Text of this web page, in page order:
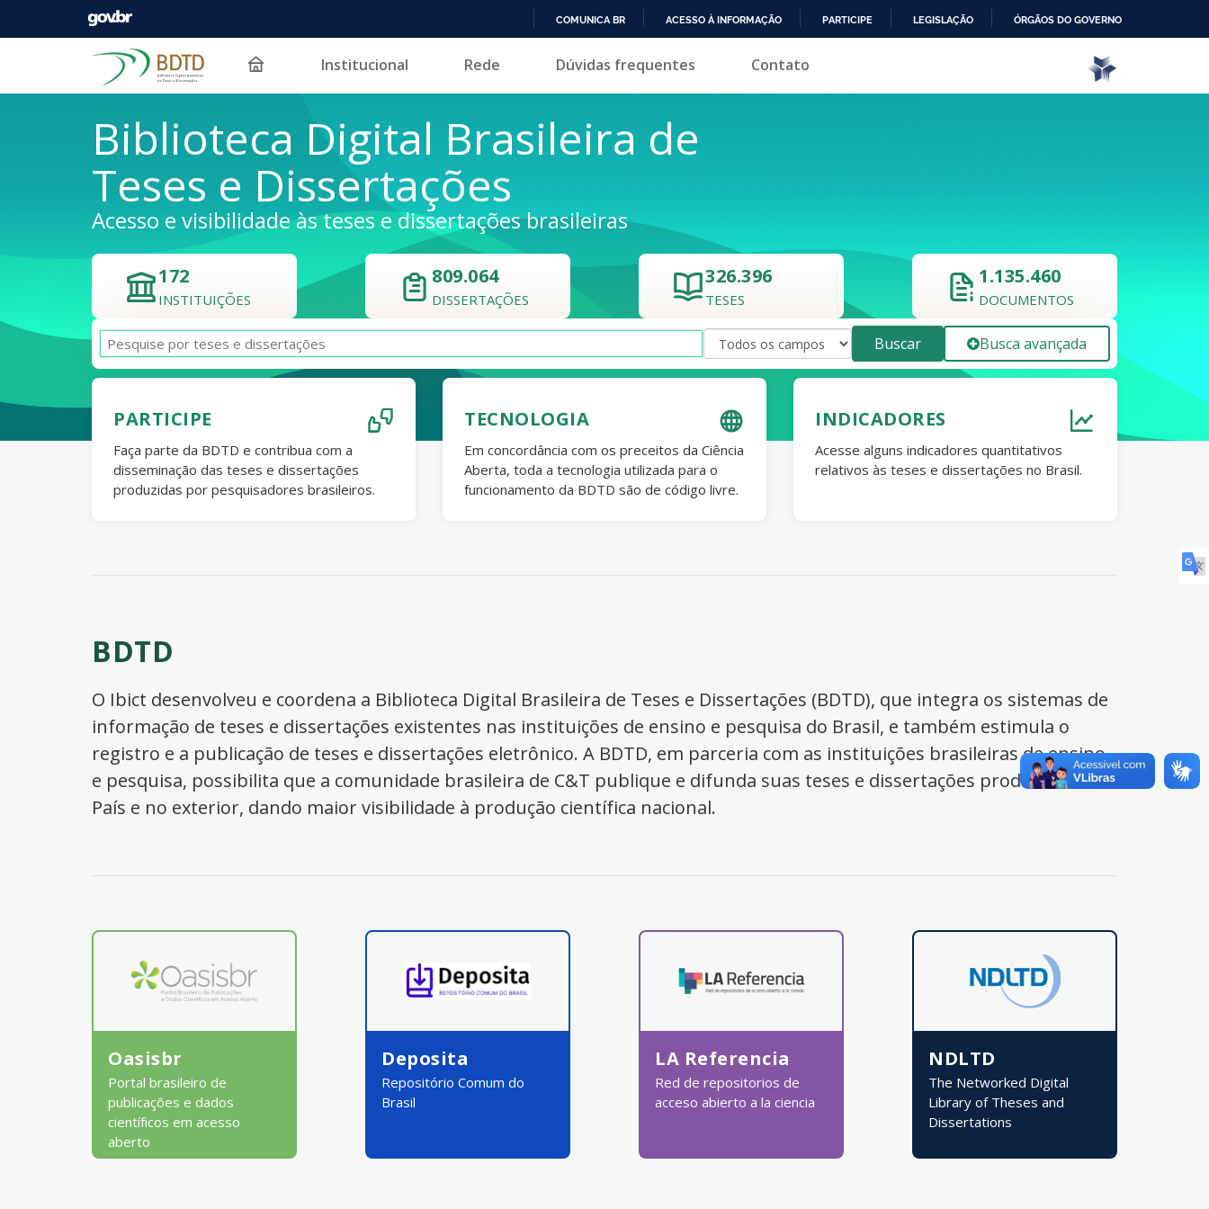
PARA
COMUNICA BR ACESSO À INFORMAÇÃO PARTICIPE LEGISLAÇÃO ÓRGÃOS DO GOVERNO
Pular para o conteúdo Institucional Rede Dúvidas frequentes Contato
Biblioteca Digital Brasileira de
Teses e Dissertações
Acesso e visibilidade às teses e dissertações brasileiras
172
INSTITUIÇÕES
809.064
DISSERTAÇÕES
326.396
TESES
1.135.460
DOCUMENTOS
Buscar Busca avançada
PARTICIPE
Faça parte da BDTD e contribua com a
disseminação das teses e dissertações
produzidas por pesquisadores brasileiros.
TECNOLOGIA
Em concordância com os preceitos da Ciência
Aberta, toda a tecnologia utilizada para o
funcionamento da BDTD são de código livre.
INDICADORES
Acesse alguns indicadores quantitativos
relativos às teses e dissertações no Brasil.
BDTD
O Ibict desenvolveu e coordena a Biblioteca Digital Brasileira de Teses e Dissertações (BDTD), que integra os sistemas de
informação de teses e dissertações existentes nas instituições de ensino e pesquisa do Brasil, e também estimula o
registro e a publicação de teses e dissertações eletrônico. A BDTD, em parceria com as instituições brasileiras de ensino
e pesquisa, possibilita que a comunidade brasileira de C&T publique e difunda suas teses e dissertações produzidas no
País e no exterior, dando maior visibilidade à produção científica nacional.
Oasisbr
Portal brasileiro de
publicações e dados
científicos em acesso
aberto
Deposita
Repositório Comum do
Brasil
LA Referencia
Red de repositorios de
acceso abierto a la ciencia
NDLTD
The Networked Digital
Library of Theses and
Dissertations